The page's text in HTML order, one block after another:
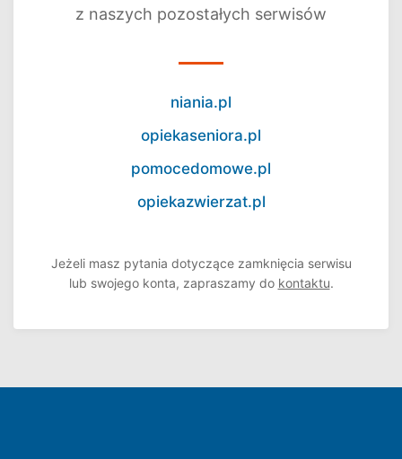
z naszych pozostałych serwisów
niania.pl
opiekaseniora.pl
pomocedomowe.pl
opiekazwierzat.pl
Jeżeli masz pytania dotyczące zamknięcia serwisu
lub swojego konta, zapraszamy do kontaktu.